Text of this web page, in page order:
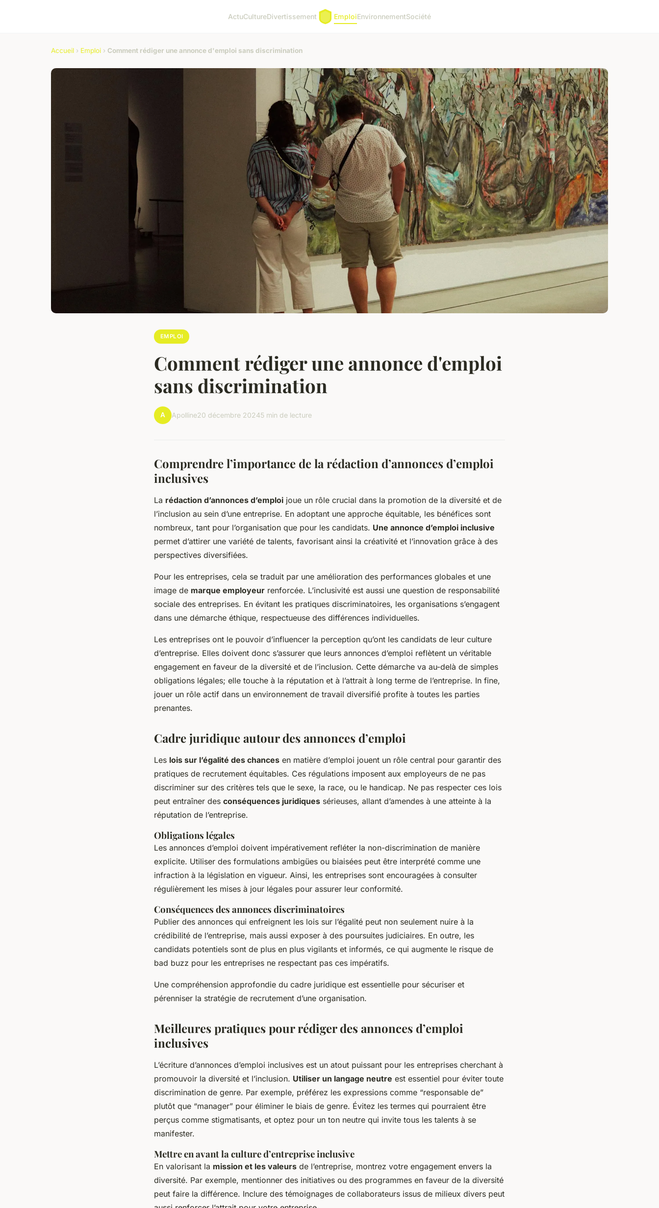
ActuCultureDivertissement EmploiEnvironnementSociété
Accueil › Emploi › Comment rédiger une annonce d'emploi sans discrimination
EMPLOI
Comment rédiger une annonce d'emploi
sans discrimination
A Apolline20 décembre 20245 min de lecture
Comprendre l’importance de la rédaction d’annonces d’emploi
inclusives
La rédaction d’annonces d’emploi joue un rôle crucial dans la promotion de la diversité et de
l’inclusion au sein d’une entreprise. En adoptant une approche équitable, les bénéfices sont
nombreux, tant pour l’organisation que pour les candidats. Une annonce d’emploi inclusive
permet d’attirer une variété de talents, favorisant ainsi la créativité et l’innovation grâce à des
perspectives diversifiées.
Pour les entreprises, cela se traduit par une amélioration des performances globales et une
image de marque employeur renforcée. L’inclusivité est aussi une question de responsabilité
sociale des entreprises. En évitant les pratiques discriminatoires, les organisations s’engagent
dans une démarche éthique, respectueuse des différences individuelles.
Les entreprises ont le pouvoir d’influencer la perception qu’ont les candidats de leur culture
d’entreprise. Elles doivent donc s’assurer que leurs annonces d’emploi reflètent un véritable
engagement en faveur de la diversité et de l’inclusion. Cette démarche va au-delà de simples
obligations légales; elle touche à la réputation et à l’attrait à long terme de l’entreprise. In fine,
jouer un rôle actif dans un environnement de travail diversifié profite à toutes les parties
prenantes.
Cadre juridique autour des annonces d’emploi
Les lois sur l’égalité des chances en matière d’emploi jouent un rôle central pour garantir des
pratiques de recrutement équitables. Ces régulations imposent aux employeurs de ne pas
discriminer sur des critères tels que le sexe, la race, ou le handicap. Ne pas respecter ces lois
peut entraîner des conséquences juridiques sérieuses, allant d’amendes à une atteinte à la
réputation de l’entreprise.
Obligations légales
Les annonces d’emploi doivent impérativement refléter la non-discrimination de manière
explicite. Utiliser des formulations ambigües ou biaisées peut être interprété comme une
infraction à la législation en vigueur. Ainsi, les entreprises sont encouragées à consulter
régulièrement les mises à jour légales pour assurer leur conformité.
Conséquences des annonces discriminatoires
Publier des annonces qui enfreignent les lois sur l’égalité peut non seulement nuire à la
crédibilité de l’entreprise, mais aussi exposer à des poursuites judiciaires. En outre, les
candidats potentiels sont de plus en plus vigilants et informés, ce qui augmente le risque de
bad buzz pour les entreprises ne respectant pas ces impératifs.
Une compréhension approfondie du cadre juridique est essentielle pour sécuriser et
pérenniser la stratégie de recrutement d’une organisation.
Meilleures pratiques pour rédiger des annonces d’emploi
inclusives
L’écriture d’annonces d’emploi inclusives est un atout puissant pour les entreprises cherchant à
promouvoir la diversité et l’inclusion. Utiliser un langage neutre est essentiel pour éviter toute
discrimination de genre. Par exemple, préférez les expressions comme “responsable de”
plutôt que “manager” pour éliminer le biais de genre. Évitez les termes qui pourraient être
perçus comme stigmatisants, et optez pour un ton neutre qui invite tous les talents à se
manifester.
Mettre en avant la culture d’entreprise inclusive
En valorisant la mission et les valeurs de l’entreprise, montrez votre engagement envers la
diversité. Par exemple, mentionner des initiatives ou des programmes en faveur de la diversité
peut faire la différence. Inclure des témoignages de collaborateurs issus de milieux divers peut